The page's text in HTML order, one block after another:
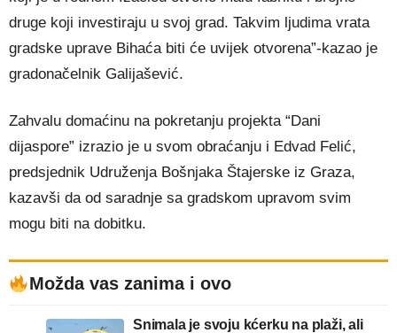
druge koji investiraju u svoj grad. Takvim ljudima vrata
gradske uprave Bihaća biti će uvijek otvorena”-kazao je
gradonačelnik Galijašević.
Zahvalu domaćinu na pokretanju projekta “Dani
dijaspore” izrazio je u svom obraćanju i Edvad Felić,
predsjednik Udruženja Bošnjaka Štajerske iz Graza,
kazavši da od saradnje sa gradskom upravom svim
mogu biti na dobitku.
Možda vas zanima i ovo
Snimala je svoju kćerku na plaži, ali